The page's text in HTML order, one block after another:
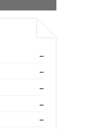
--
--
--
--
--